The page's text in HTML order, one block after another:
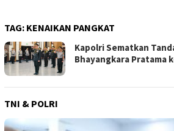
TAG: KENAIKAN PANGKAT
Kapolri Sematkan
Bhayangkara Pratama
TNI & POLRI